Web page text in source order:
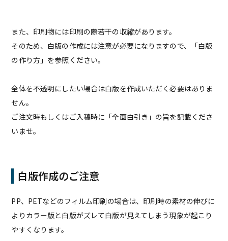
また、印刷物には印刷の際若干の収縮があります。
そのため、白版の作成には注意が必要になりますので、「白版
の作り方」を参照ください。
全体を不透明にしたい場合は白版を作成いただく必要はありま
せん。
ご注文時もしくはご入稿時に「全面白引き」の旨を記載くださ
いませ。
白版作成のご注意
PP、PETなどのフィルム印刷の場合は、印刷時の素材の伸びに
よりカラー版と白版がズレて白版が見えてしまう現象が起こり
やすくなります。